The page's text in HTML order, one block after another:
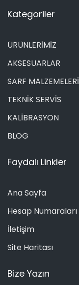
Kategoriler
ÜRÜNLERİMİZ
AKSESUARLAR
SARF MALZEMELERİ
TEKNİK SERVİS
KALİBRASYON
BLOG
Faydalı Linkler
Ana Sayfa
Hesap Numaraları
İletişim
Site Haritası
Bize Yazın